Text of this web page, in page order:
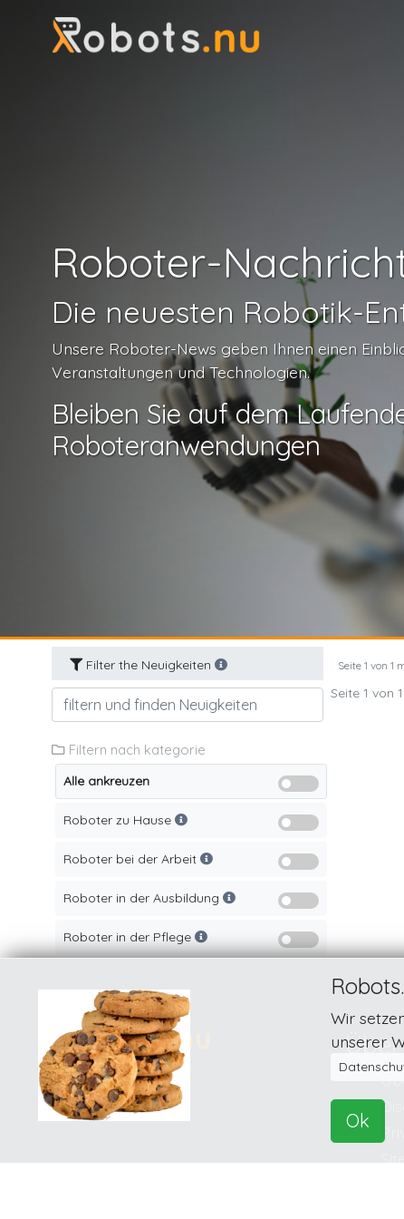
Roboter-
Die neuesten Robotik-
Unsere Roboter-News geben Ihnen einen
Veranstaltungen und Technologien.
Bleiben Sie auf dem
Roboteranwendungen
Filter the Neuigkeiten
Filtern nach kategorie
Alle ankreuzen
Roboter zu Hause
Roboter bei der Arbeit
Roboter in der Ausbildung
Roboter in der Pflege
Seite 1 von
Seite 1 von
© 2026
Über
Wir
unserer
Ok